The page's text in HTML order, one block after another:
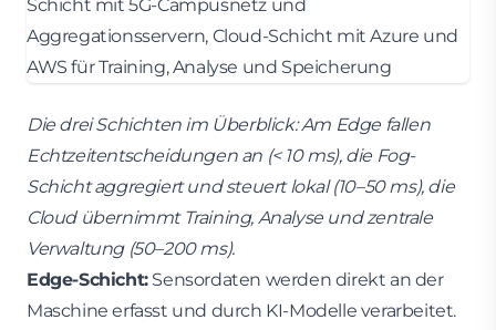
Die drei Schichten im Überblick: Am Edge fallen
Echtzeitentscheidungen an (< 10 ms), die Fog-
Schicht aggregiert und steuert lokal (10–50 ms), die
Cloud übernimmt Training, Analyse und zentrale
Verwaltung (50–200 ms).
Edge-Schicht:Sensordaten werden direkt an der
Maschine erfasst und durch KI-Modelle verarbeitet.